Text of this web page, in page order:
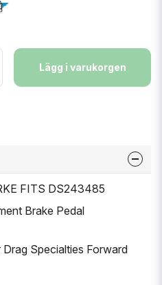
Lägg i varukorgen
FITS DS243485
Brake Pedal
Specialties Forward